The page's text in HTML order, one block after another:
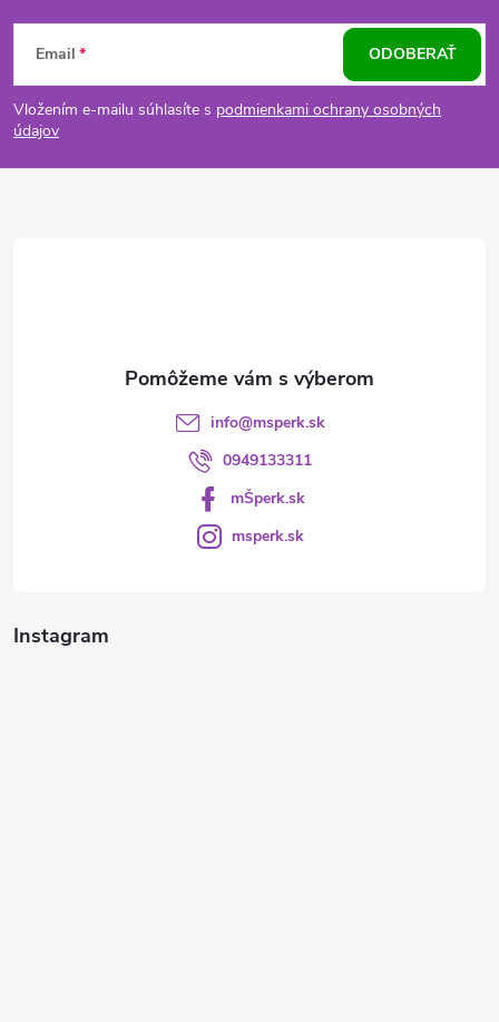
Z
á
p
Email
Vložením e-mailu súhlasíte s podmienkami ochrany osobných
údajov
ODOBERAŤ
Instagram
info@msperk.sk
0949133311
mŠperk.sk
msperk.sk